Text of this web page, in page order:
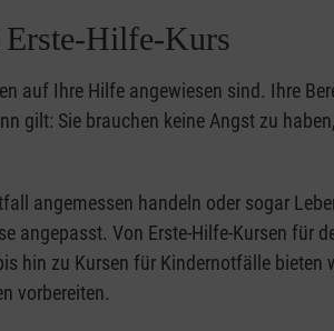
Erste-Hilfe-Kurs
auf Ihre Hilfe angewiesen sind. Ihre
gilt: Sie brauchen keine Angst zu
angemessen handeln oder sogar
Von Erste-Hilfe-Kursen für
hin zu Kursen für Kindernotfälle bieten
vorbereiten.